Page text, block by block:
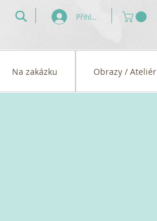
Přihlásit se
Na zakázku Obrazy / Ateliér